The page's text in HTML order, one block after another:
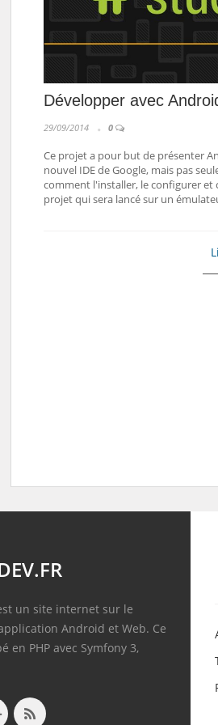
Développer avec
29/09/2014 0
Ce projet a pour but de présenter
nouvel IDE de Google, mais pas
comment l'installer, le configurer et
projet qui sera lancé sur un
un site internet sur le
Android et Web. Ce
en PHP avec Symfony 3,